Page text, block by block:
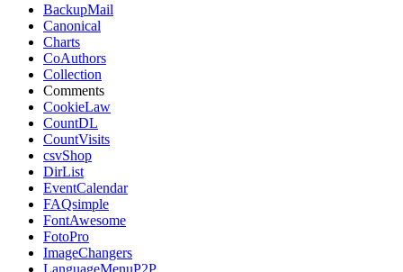
BackupMail
Canonical
Charts
CoAuthors
Collection
Comments
CookieLaw
CountDL
CountVisits
csvShop
DirList
EventCalendar
FAQsimple
FontAwesome
FotoPro
ImageChangers
LanguageMenuP2P